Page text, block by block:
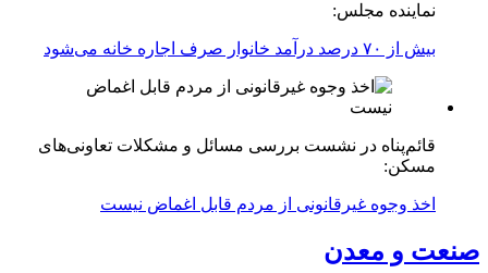
نماینده مجلس:
بیش از ۷۰ درصد درآمد خانوار صرف اجاره خانه می‌شود
قائم‌پناه در نشست بررسی مسائل و مشکلات تعاونی‌های
مسکن:
اخذ وجوه غیرقانونی از مردم قابل اغماض نیست
صنعت و معدن